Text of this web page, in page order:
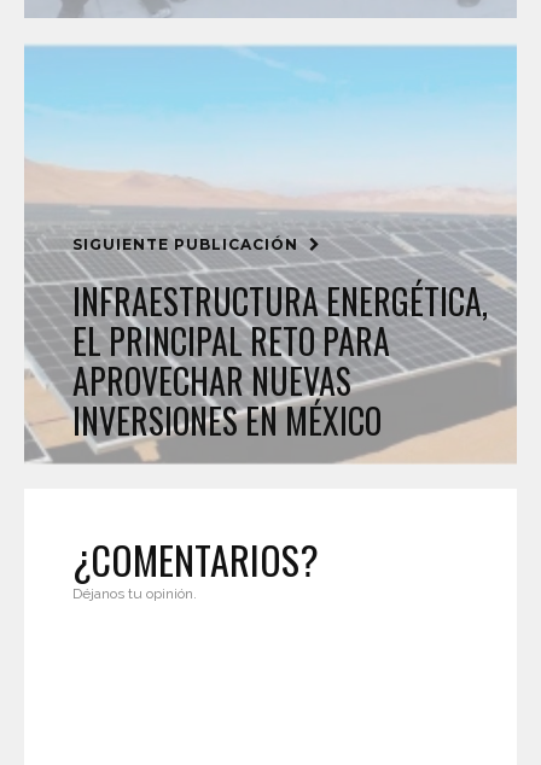
SIGUIENTE PUBLICACIÓN
INFRAESTRUCTURA ENERGÉTICA,
EL PRINCIPAL RETO PARA
APROVECHAR NUEVAS
INVERSIONES EN MÉXICO
¿COMENTARIOS?
Déjanos tu opinión.